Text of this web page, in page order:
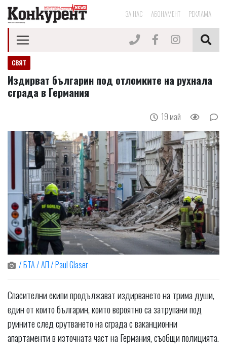
ЗА НАС АБОНАМЕНТ РЕКЛАМА
СВЯТ
Издирват българин под отломките на рухнала
сграда в Германия
19 май
/ БТА / АП / Paul Glaser
Спасителни екипи продължават издирването на трима души,
един от които българин, които вероятно са затрупани под
руините след срутването на сграда с ваканционни
апартаменти в източната част на Германия, съобщи полицията.